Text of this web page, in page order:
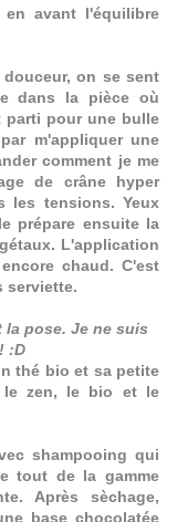
en avant l'équilibre
on se sent
dans la pièce où
parti pour une bulle
m'appliquer une
comment je me
de crâne hyper
les tensions. Yeux
prépare ensuite la
L'application
chaud. C'est
serviette.
pose. Je ne suis
:D
thé bio et sa petite
le zen, le bio et le
shampooing qui
tout de la gamme
Après sèchage,
base chocolatée